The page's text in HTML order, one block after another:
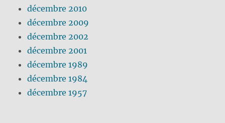
décembre 2010
décembre 2009
décembre 2002
décembre 2001
décembre 1989
décembre 1984
décembre 1957